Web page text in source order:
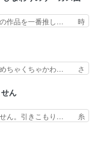
力鑑定胸像タリスマン
の女」とし… ルーシー
バカで微… サラとは会
れ方し… サラは未練0
だ… 役で出演させてい
… 毎クールメインヒロ
の作品を一番推し… 時
んのね… デフォルメさ
が印… 葵＆茜の回も良
ひ… 互いが互いのこと
… 第５話をｄアニメス
当この作品は「キャ
ずかちゃんの介入で双
めちゃくちゃかわ… さ
たララの思い… 仕事に
しいところ… ララちゃ
して良い… ララと茉里
八倒し… 労働するプリ
メ… ララが働く事での
ん
せん。引きこもり… 糸
中村大樹さん… 糸ちゃ